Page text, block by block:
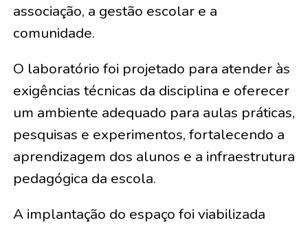
associação, a gestão escolar e a
comunidade.
O laboratório foi projetado para atender às
exigências técnicas da disciplina e oferecer
um ambiente adequado para aulas práticas,
pesquisas e experimentos, fortalecendo a
aprendizagem dos alunos e a infraestrutura
pedagógica da escola.
A implantação do espaço foi viabilizada